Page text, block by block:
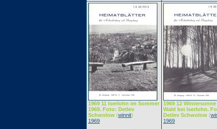
1969 11 Iserlohn im Sommer
1969. Foto: Detlev
Schwolow (winnit)
1969
1969 12
Wald bei Iserlohn.
Detlev Schwolow (
1969